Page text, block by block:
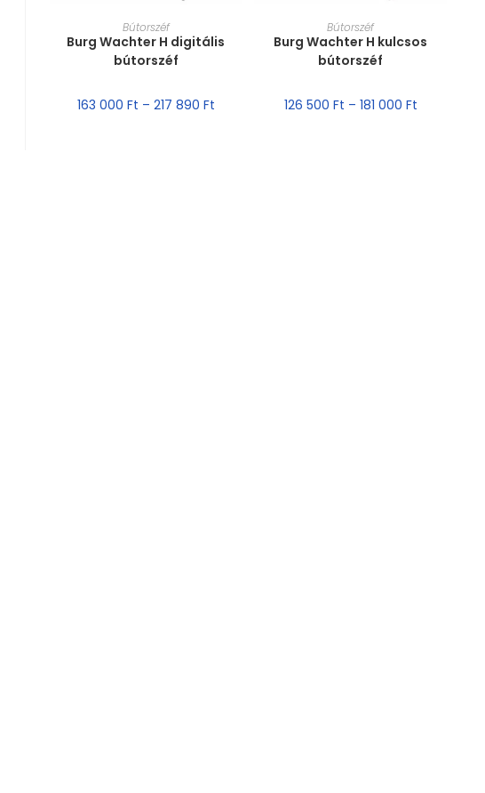
MÉRET VÁLASZTÁSA
Bútorszéf
Burg Wachter H digitális
bútorszéf
163 000 Ft – 217 890 Ft
MÉRET VÁLASZTÁSA
Bútorszéf
Burg Wachter H kulcsos
bútorszéf
126 500 Ft – 181 000 Ft